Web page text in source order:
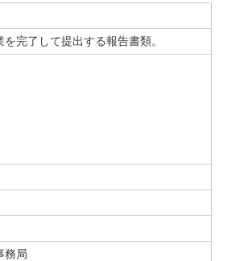
完了して提出する報告書類。
務局